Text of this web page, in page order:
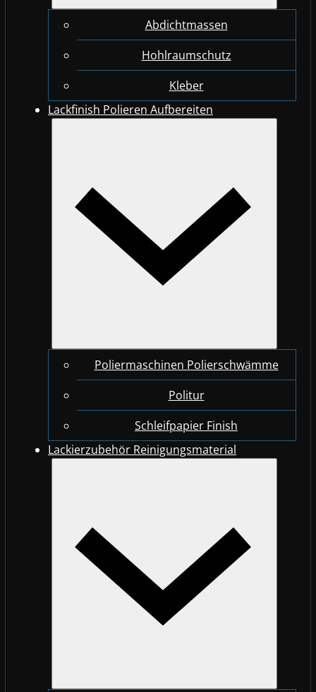
Abdichtmassen
Hohlraumschutz
Kleber
Lackfinish Polieren Aufbereiten
Poliermaschinen Polierschwämme
Politur
Schleifpapier Finish
Lackierzubehör Reinigungsmaterial